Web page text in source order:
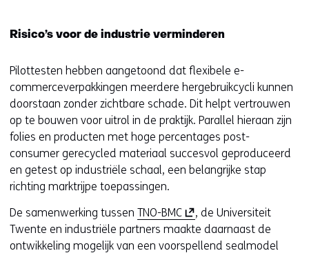
Risico’s voor de industrie verminderen
Pilottesten hebben aangetoond dat flexibele e-
commerceverpakkingen meerdere hergebruikcycli kunnen
doorstaan zonder zichtbare schade. Dit helpt vertrouwen
op te bouwen voor uitrol in de praktijk. Parallel hieraan zijn
folies en producten met hoge percentages post-
consumer gerecycled materiaal succesvol geproduceerd
en getest op industriële schaal, een belangrijke stap
richting marktrijpe toepassingen.
De samenwerking tussen TNO-BMC(
o
p
, de Universiteit
Twente en industriële partners maakte daarnaast de
ontwikkeling mogelijk van een voorspellend sealmodel